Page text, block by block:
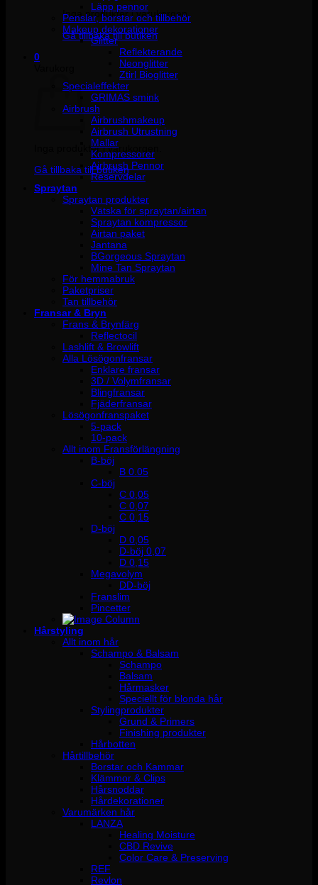
Inga produkter i varukorgen.
Gå tillbaka till butiken
0
Inga produkter i varukorgen.
Gå tillbaka till butiken
Läpp pennor
Penslar, borstar och tillbehör
Makeup dekorationer
Glitter
Reflekterande
Neonglitter
Ztirl Bioglitter
Specialeffekter
GRIMAS smink
Airbrush
Airbrushmakeup
Airbrush Utrustning
Mallar
Kompressorer
Airbrush Pennor
Reservdelar
Spraytan
Spraytan produkter
Vätska för spraytan/airtan
Spraytan kompressor
Airtan paket
Jantana
BGorgeous Spraytan
Mine Tan Spraytan
För hemmabruk
Paketpriser
Tan tillbehör
Fransar & Bryn
Frans & Brynfärg
Reflectocil
Lashlift & Browlift
Alla Lösögonfransar
Enklare fransar
3D / Volymfransar
Blingfransar
Fjäderfransar
Lösögonfranspaket
5-pack
10-pack
Allt inom Fransförlängning
B-böj
B 0.05
C-böj
C 0,05
C 0,07
C 0,15
D-böj
D 0,05
D-böj 0,07
D 0,15
Megavolym
DD-böj
Franslim
Pincetter
Hårstyling
Allt inom hår
Schampo & Balsam
Schampo
Balsam
Hårmasker
Speciellt för blonda hår
Stylingprodukter
Grund & Primers
Finishing produkter
Hårbotten
Hårtillbehör
Borstar och Kammar
Klämmor & Clips
Hårsnoddar
Hårdekorationer
Varumärken hår
LANZA
Healing Moisture
CBD Revive
Color Care & Preserving
REF
Revlon